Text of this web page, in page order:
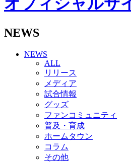
2026/27トップチーム
2026/27トップチームス
ボランティアチーム「
ビクトリーロード
HOMEGAME
観戦ルール＆マナー
ホームゲーム運営管理規
Jリーグ運営管理規定
写真・動画使用ガイドラ
ロートフィールド奈良
SCHEDULE
2026/27
練習見学時のファンサ
NEWS
NEWS
ALL
リリース
メディア
試合情報
グッズ
ファンコミュニティ
普及・育成
ホームタウン
コラム
その他